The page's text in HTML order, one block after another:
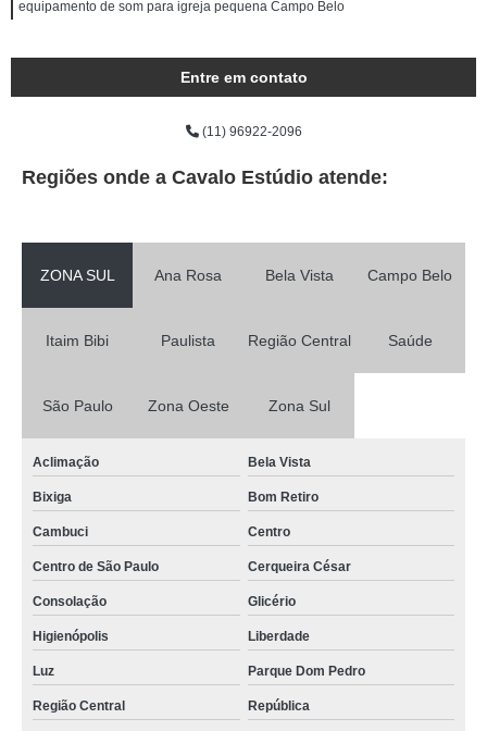
equipamento de som para igreja pequena Campo Belo
Entre em contato
(11) 96922-2096
Regiões onde a Cavalo Estúdio atende:
ZONA SUL Ana Rosa Bela Vista Campo Belo
Itaim Bibi Paulista Região Central Saúde
São Paulo Zona Oeste Zona Sul
Aclimação Bela Vista
Bixiga Bom Retiro
Cambuci Centro
Centro de São Paulo Cerqueira César
Consolação Glicério
Higienópolis Liberdade
Luz Parque Dom Pedro
Região Central República